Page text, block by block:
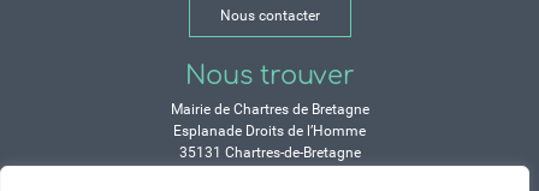
Nous contacter
Nous trouver
Mairie de Chartres de Bretagne
Esplanade Droits de l’Homme
35131 Chartres-de-Bretagne